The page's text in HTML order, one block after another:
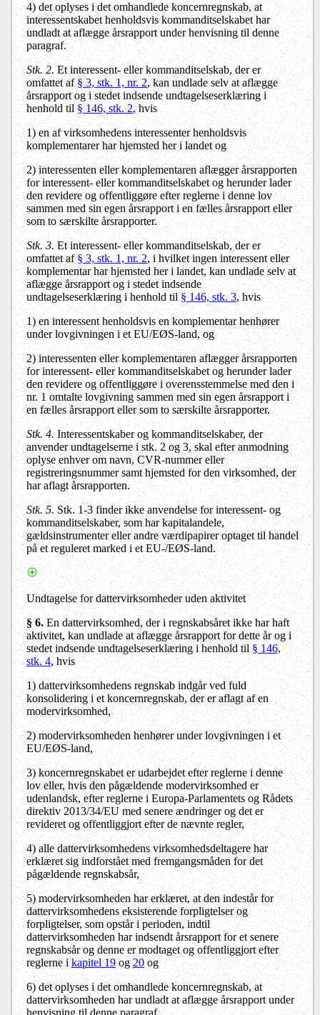
4) det oplyses i det omhandlede koncernregnskab, at
interessentskabet henholdsvis kommanditselskabet har
undladt at aflægge årsrapport under henvisning til denne
paragraf.
Stk. 2. Et interessent- eller kommanditselskab, der er
omfattet af§ 3, stk. 1, nr. 2, kan undlade selv at aflægge
årsrapport og i stedet indsende undtagelseserklæring i
henhold til§ 146, stk. 2, hvis
1) en af virksomhedens interessenter henholdsvis
komplementarer har hjemsted her i landet og
2) interessenten eller komplementaren aflægger årsrapporten
for interessent- eller kommanditselskabet og herunder lader
den revidere og offentliggøre efter reglerne i denne lov
sammen med sin egen årsrapport i en fælles årsrapport eller
som to særskilte årsrapporter.
Stk. 3. Et interessent- eller kommanditselskab, der er
omfattet af § 3, stk. 1, nr. 2, i hvilket ingen interessent eller
komplementar har hjemsted her i landet, kan undlade selv at
aflægge årsrapport og i stedet indsende
undtagelseserklæring i henhold til § 146, stk. 3, hvis
1) en interessent henholdsvis en komplementar henhører
under lovgivningen i et EU/EØS-land, og
2) interessenten eller komplementaren aflægger årsrapporten
for interessent- eller kommanditselskabet og herunder lader
den revidere og offentliggøre i overensstemmelse med den i
nr. 1 omtalte lovgivning sammen med sin egen årsrapport i
en fælles årsrapport eller som to særskilte årsrapporter.
Stk. 4. Interessentskaber og kommanditselskaber, der
anvender undtagelserne i stk. 2 og 3, skal efter anmodning
oplyse enhver om navn, CVR-nummer eller
registreringsnummer samt hjemsted for den virksomhed, der
har aflagt årsrapporten.
Stk. 5.Stk. 1-3 finder ikke anvendelse for interessent- og
kommanditselskaber, som har kapitalandele,
gældsinstrumenter eller andre værdipapirer optaget til handel
på et reguleret marked i et EU-/EØS-land.
Undtagelse for dattervirksomheder uden aktivitet
§ 6. En dattervirksomhed, der i regnskabsåret ikke har haft
aktivitet, kan undlade at aflægge årsrapport for dette år og i
stedet indsende undtagelseserklæring i henhold til § 146,
stk. 4, hvis
1) dattervirksomhedens regnskab indgår ved fuld
konsolidering i et koncernregnskab, der er aflagt af en
modervirksomhed,
2) modervirksomheden henhører under lovgivningen i et
EU/EØS-land,
3) koncernregnskabet er udarbejdet efter reglerne i denne
lov eller, hvis den pågældende modervirksomhed er
udenlandsk, efter reglerne i Europa-Parlamentets og Rådets
direktiv 2013/34/EU med senere ændringer og det er
revideret og offentliggjort efter de nævnte regler,
4) alle dattervirksomhedens virksomhedsdeltagere har
erklæret sig indforstået med fremgangsmåden for det
pågældende regnskabsår,
5) modervirksomheden har erklæret, at den indestår for
dattervirksomhedens eksisterende forpligtelser og
forpligtelser, som opstår i perioden, indtil
dattervirksomheden har indsendt årsrapport for et senere
regnskabsår og denne er modtaget og offentliggjort efter
reglerne ikapitel 19 og20 og
6) det oplyses i det omhandlede koncernregnskab, at
dattervirksomheden har undladt at aflægge årsrapport under
henvisning til denne paragraf.